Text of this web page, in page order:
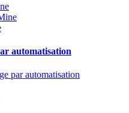
automatisation
par automatisation